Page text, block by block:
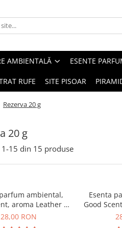
AMBIENTALĂ ESENTE
RUFE SITE PISOAR
Rezerva 20 g
20 g
1-15 din 15 produse
ambiental,
aroma Leather &
Oudh, 20 g
28,00 RON
Esenta
Good
Fresh